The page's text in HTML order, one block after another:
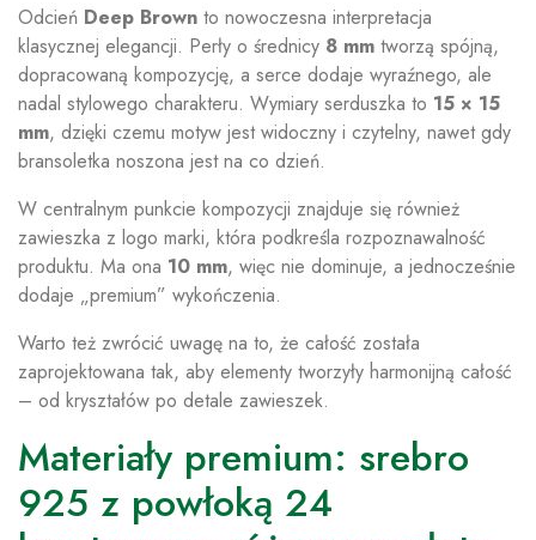
Odcień Deep Brown to nowoczesna interpretacja
klasycznej elegancji. Perły o średnicy 8 mm tworzą spójną,
dopracowaną kompozycję, a serce dodaje wyraźnego, ale
nadal stylowego charakteru. Wymiary serduszka to 15 × 15
mm, dzięki czemu motyw jest widoczny i czytelny, nawet gdy
bransoletka noszona jest na co dzień.
W centralnym punkcie kompozycji znajduje się również
zawieszka z logo marki, która podkreśla rozpoznawalność
produktu. Ma ona 10 mm, więc nie dominuje, a jednocześnie
dodaje „premium” wykończenia.
Warto też zwrócić uwagę na to, że całość została
zaprojektowana tak, aby elementy tworzyły harmonijną całość
– od kryształów po detale zawieszek.
Materiały premium: srebro
925 z powłoką 24